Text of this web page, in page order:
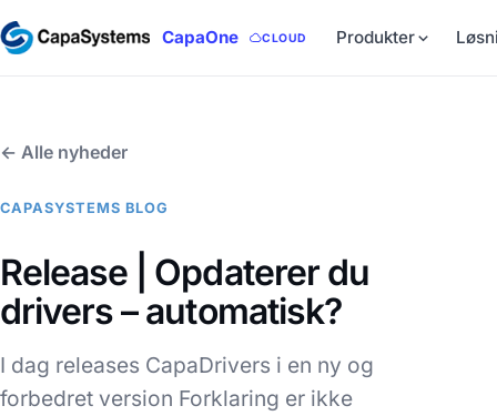
CapaOne CLOUD Produkter
← Alle nyheder
CAPASYSTEMS BLOG
Release | Opdaterer du
drivers – automatisk?
I dag releases CapaDrivers i en ny og
forbedret version Forklaring er ikke